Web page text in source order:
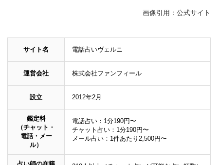
画像引用：公式サイト
サイト名 電話占いヴェルニ
運営会社 株式会社ファンフィール
設立 2012年2月
鑑定料
（チャット・
電話・メー
ル）
電話占い：1分190円〜
チャット占い：1分190円〜
メール占い：1件あたり2,500円〜